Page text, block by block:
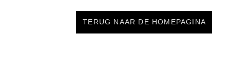
TERUG NAAR DE HOMEPAGINA